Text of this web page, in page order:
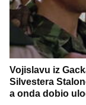
Vojislavu iz
Silvestera
a onda dobio